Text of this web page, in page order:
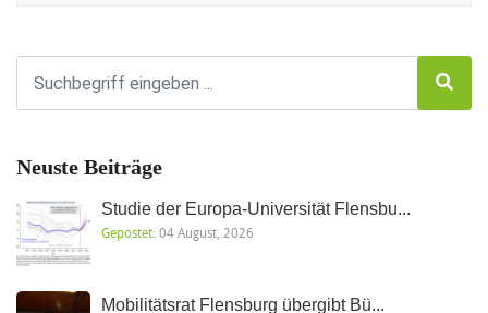
Neuste Beiträge
Studie der Europa-Universität Flensbu...
Gepostet:04 August, 2026
Mobilitätsrat Flensburg übergibt Bü...